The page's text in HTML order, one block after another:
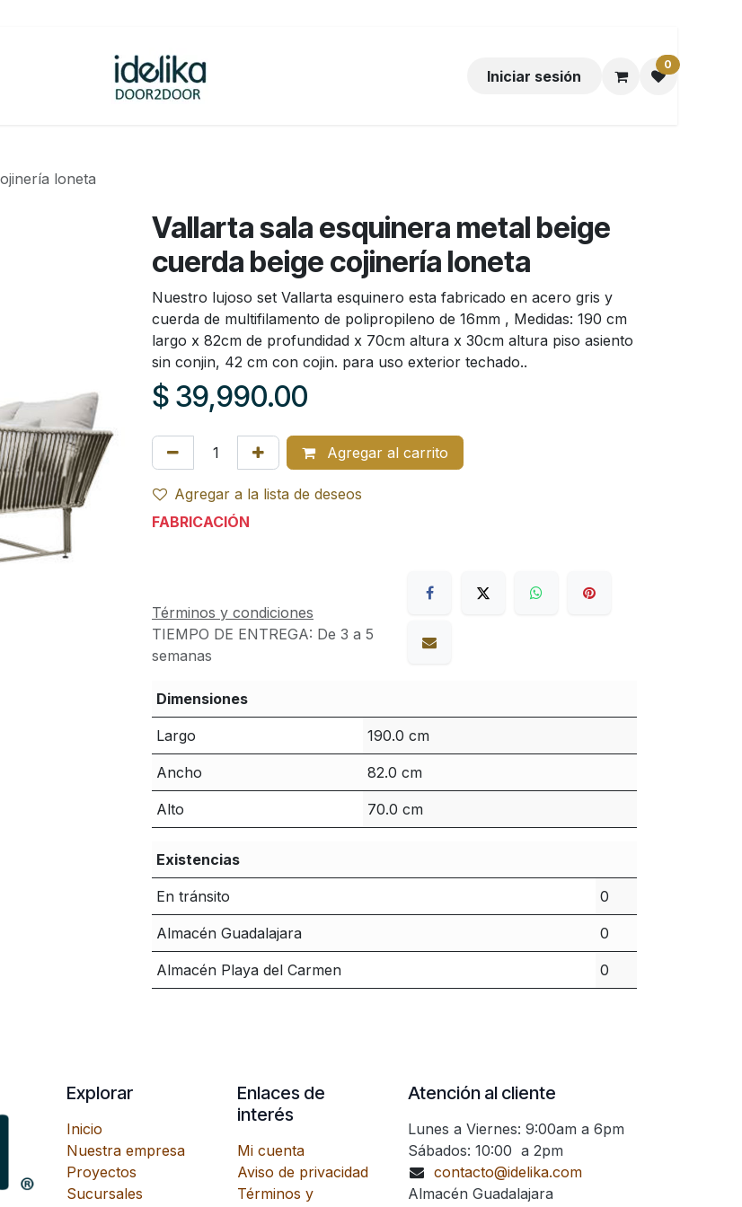
Iniciar sesión
0
loneta
Vallarta sala esquinera metal beige
cuerda beige cojinería loneta
Nuestro lujoso set Vallarta esquinero esta fabricado en acero gris y
cuerda de multifilamento de polipropileno de 16mm , Medidas: 190 cm
largo x 82cm de profundidad x 70cm altura x 30cm altura piso asiento
sin conjin, 42 cm con cojin. para uso exterior techado..
$ 39,990.00
Agregar al carrito
Agregar a la lista de deseos
FABRICACIÓN
Términos y condiciones
TIEMPO DE ENTREGA: De 3 a 5
semanas
Dimensiones
Largo 190.0 cm
Ancho 82.0 cm
Alto 70.0 cm
Existencias
En tránsito 0
Almacén Guadalajara 0
Almacén Playa del Carmen 0
Explorar
Inicio
Nuestra empresa
Proyectos
Sucursales
Enlaces de
interés
Mi cuenta
Aviso de privacidad
Términos y
Atención al cliente
Lunes a Viernes: 9:00am a 6pm
Sábados: 10:00 a 2pm
contacto@idelika.com
Almacén Guadalajara